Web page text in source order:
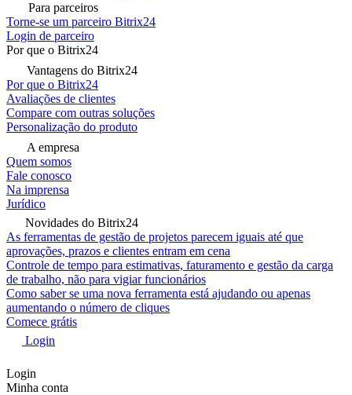
Para parceiros
Torne-se um parceiro Bitrix24
Login de parceiro
Por que o Bitrix24
Vantagens do Bitrix24
Por que o Bitrix24
Avaliações de clientes
Compare com outras soluções
Personalização do produto
A empresa
Quem somos
Fale conosco
Na imprensa
Jurídico
Novidades do Bitrix24
As ferramentas de gestão de projetos parecem iguais até que
aprovações, prazos e clientes entram em cena
Controle de tempo para estimativas, faturamento e gestão da carga
de trabalho, não para vigiar funcionários
Como saber se uma nova ferramenta está ajudando ou apenas
aumentando o número de cliques
Comece grátis
Login
Login
Minha conta